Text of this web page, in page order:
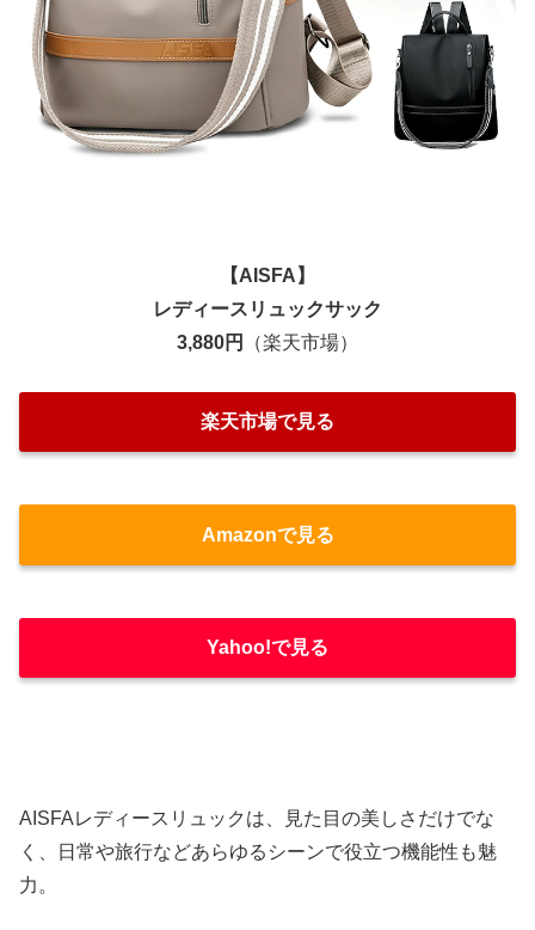
【AISFA】
レディースリュックサック
3,880円
（楽天市場）
楽天市場で見る
Amazonで見る
Yahoo!で見る
AISFAレディースリュックは、見た目の美しさだけでな
く、日常や旅行などあらゆるシーンで役立つ機能性も魅
力。